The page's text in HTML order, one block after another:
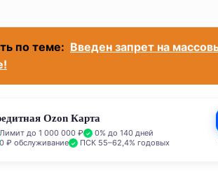
по теме: Введен запрет на
Ozon Карта
Лимит до 1 000 000 ₽
0% до 140 дней
0 ₽ обслуживание
ПСК 55–62,4% годовых